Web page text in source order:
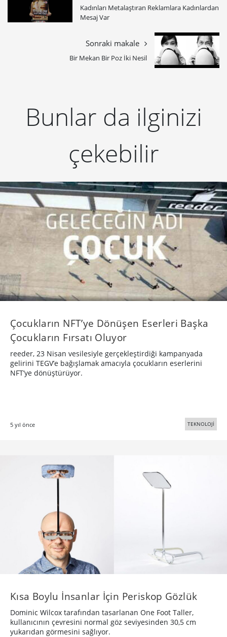
​Kadınları Metalaştıran Reklamlara Kadınlardan
Mesaj Var
Sonraki makale
Bir Mekan Bir Poz İki Nesil
Bunlar da ilginizi
çekebilir
Çocukların NFT’ye Dönüşen Eserleri Başka
Çocukların Fırsatı Oluyor
reeder, 23 Nisan vesilesiyle gerçekleştirdiği kampanyada
gelirini TEGV’e bağışlamak amacıyla çocukların eserlerini
NFT’ye dönüştürüyor.
5 yıl önce TEKNOLOJİ
Kısa Boylu İnsanlar İçin Periskop Gözlük
Dominic Wilcox tarafından tasarlanan One Foot Taller,
kullanıcının çevresini normal göz seviyesinden 30,5 cm
yukarıdan görmesini sağlıyor.